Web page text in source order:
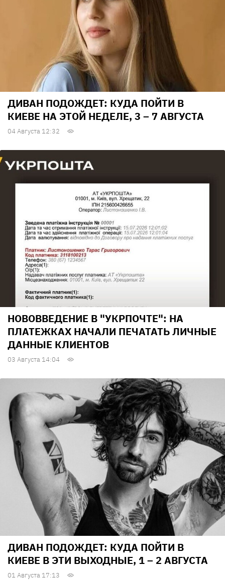
ДИВАН ПОДОЖДЕТ: КУДА ПОЙТИ В
КИЕВЕ НА ЭТОЙ НЕДЕЛЕ, 3 – 7 АВГУСТА
04 Августа 12:32
НОВОВВЕДЕНИЕ В "УКРПОЧТЕ": НА
ПЛАТЕЖКАХ НАЧАЛИ ПЕЧАТАТЬ ЛИЧНЫЕ
ДАННЫЕ КЛИЕНТОВ
03 Августа 14:04
ДИВАН ПОДОЖДЕТ: КУДА ПОЙТИ В
КИЕВЕ В ЭТИ ВЫХОДНЫЕ, 1 – 2 АВГУСТА
01 Августа 17:13